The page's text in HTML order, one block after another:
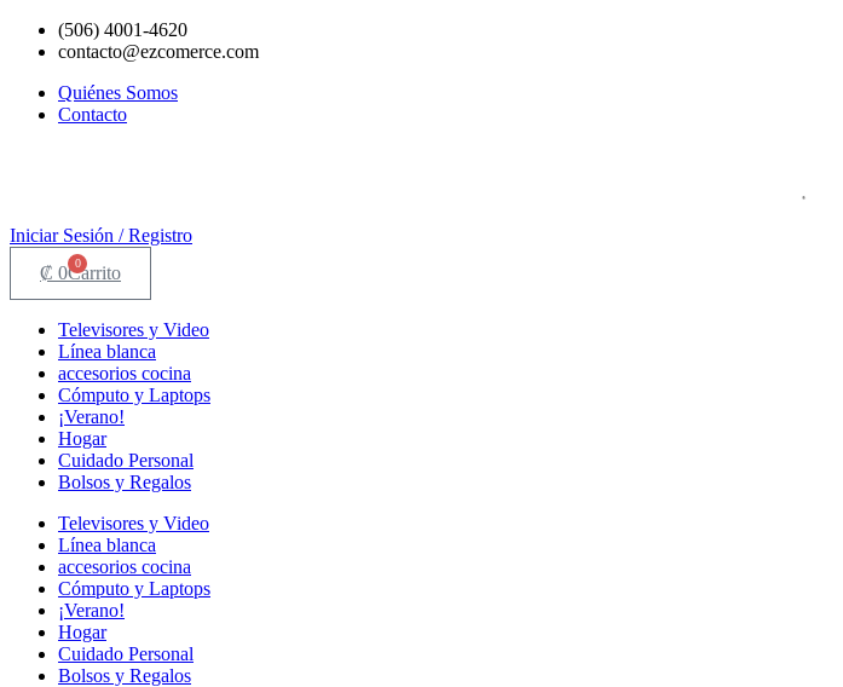
(506) 4001-4620
contacto@ezcomerce.com
Quiénes Somos
Contacto
Iniciar Sesión / Registro
₡ 0 0
Carrito
Televisores y Video
Línea blanca
accesorios cocina
Cómputo y Laptops
¡Verano!
Hogar
Cuidado Personal
Bolsos y Regalos
Televisores y Video
Línea blanca
accesorios cocina
Cómputo y Laptops
¡Verano!
Hogar
Cuidado Personal
Bolsos y Regalos